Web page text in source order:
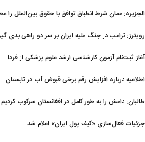
الجزیره: عمان شرط انطباق توافق با حقوق بین‌الملل را
رویترز: ترامپ در جنگ علیه ایران بر سر دو راهی بدی گیر
آغاز ثبت‌نام‌ آزمون کارشناسی ارشد علوم پزشکی از فردا
اطلاعیه درباره افزایش رقم برخی قبوض آب در تابستان
طالبان: داعش را به طور کامل در افغانستان سرکوب کردیم
جزئیات فعال‌سازی «کیف پول ایران» اعلام شد